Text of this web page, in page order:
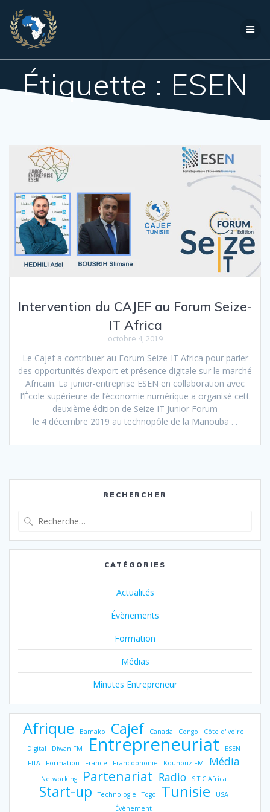
Étiquette : ESEN
Intervention du CAJEF au Forum Seize-
IT Africa
octobre 4, 2019
Le Cajef a contribuer au Forum Seize-IT Africa pour parler
des opportunités d’export et présence digitale sur le marché
Africain. La junior-entreprise ESEN en collaboration avec
l’École supérieure de l’économie numérique a organisé cett
deuxième édition de Seize IT Junior Forum
le 4 décembre 2019 au technopôle de la Manouba . .
RECHERCHER
:
CATÉGORIES
Actualités
Évènements
Formation
Médias
Minutes Entrepreneur
Afrique Bamako Cajef Canada Congo
Côte d'Ivoire
Digital
Diwan FM Entrepreneuriat
ESEN
FITA
Formation France Francophonie Kounouz FM Média
Networking Partenariat Radio SITIC Africa
Start-up Technologie Togo Tunisie
USA
Évènement